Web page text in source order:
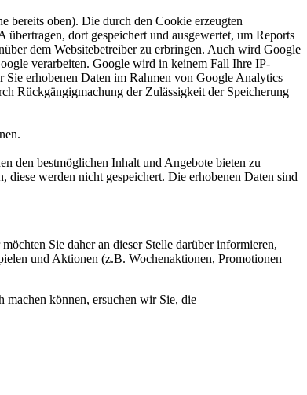
bereits oben). Die durch den Cookie erzeugten
dort gespeichert und ausgewertet, um Reports
dem Websitebetreiber zu erbringen. Auch wird Google
verarbeiten. Google wird in keinem Fall Ihre IP-
erhobenen Daten im Rahmen von Google Analytics
Rückgängigmachung der Zulässigkeit der Speicherung
den bestmöglichen Inhalt und Angebote bieten zu
diese werden nicht gespeichert. Die erhobenen Daten sind
Sie daher an dieser Stelle darüber informieren,
und Aktionen (z.B. Wochenaktionen, Promotionen
machen können, ersuchen wir Sie, die